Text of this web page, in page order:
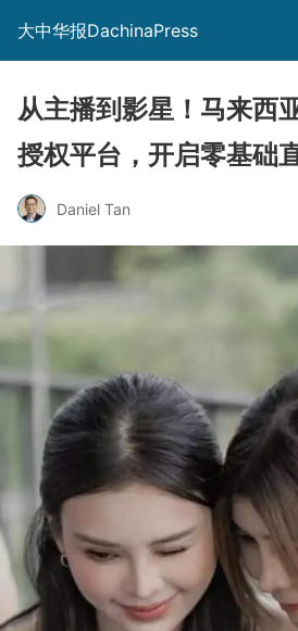
大中华报DachinaPress
从主播到影星！马来西
授权平台，开启零基础
Daniel Tan